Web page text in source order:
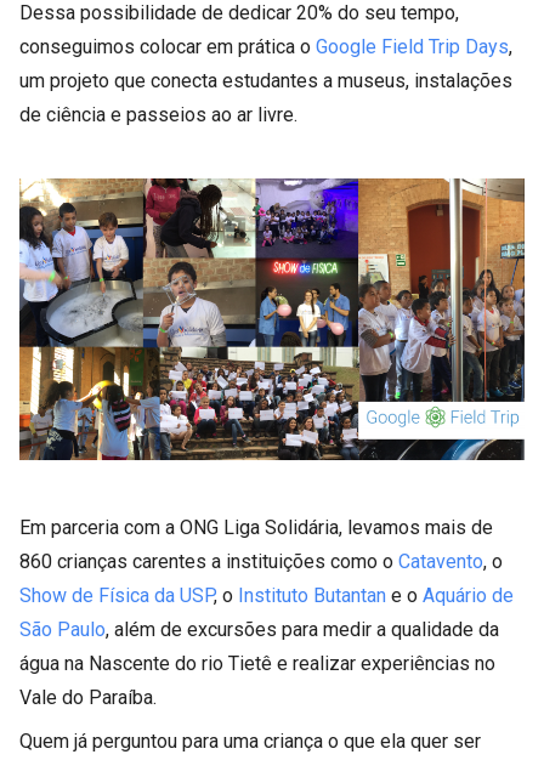
Dessa possibilidade de dedicar 20% do seu tempo,
conseguimos colocar em prática o Google Field Trip Days,
um projeto que conecta estudantes a museus, instalações
de ciência e passeios ao ar livre.
Em parceria com a ONG Liga Solidária, levamos mais de
860 crianças carentes a instituições como o Catavento, o
Show de Física da USP, o Instituto Butantan e o Aquário de
São Paulo, além de excursões para medir a qualidade da
água na Nascente do rio Tietê e realizar experiências no
Vale do Paraíba.
Quem já perguntou para uma criança o que ela quer ser